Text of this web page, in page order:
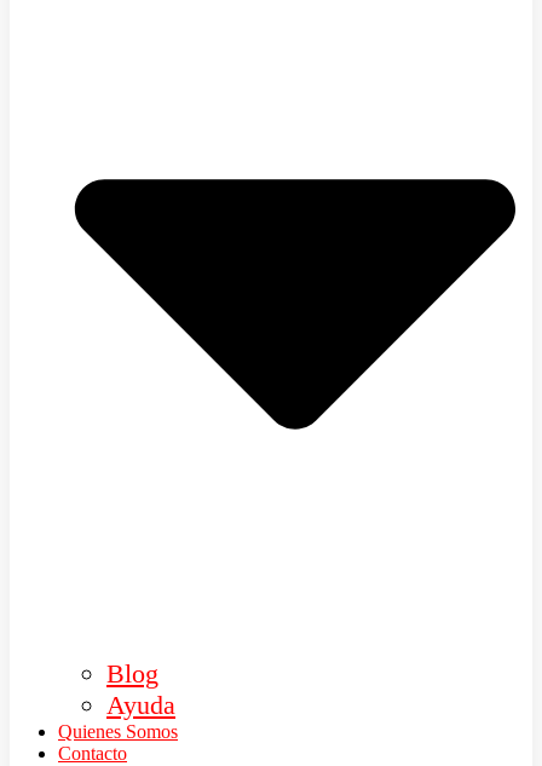
Blog
Ayuda
Quienes Somos
Contacto